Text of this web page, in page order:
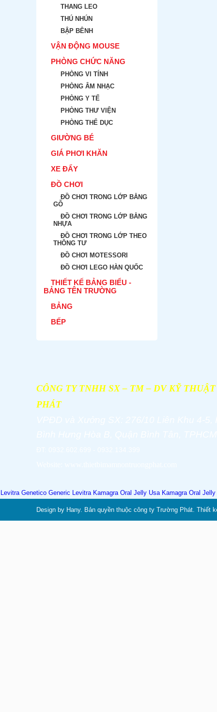
THANG LEO
THÚ NHÚN
BẬP BÊNH
VẬN ĐỘNG MOUSE
PHÒNG CHỨC NĂNG
PHÒNG VI TÍNH
PHÒNG ÂM NHẠC
PHÒNG Y TẾ
PHÒNG THƯ VIỆN
PHÒNG THỂ DỤC
GIƯỜNG BÉ
GIÁ PHƠI KHĂN
XE ĐẨY
ĐỒ CHƠI
ĐỒ CHƠI TRONG LỚP BẲNG
GỖ
ĐỒ CHƠI TRONG LỚP BẲNG
NHỰA
ĐỒ CHƠI TRONG LỚP THEO
THÔNG TƯ
ĐỒ CHƠI MOTESSORI
ĐỒ CHƠI LEGO HÀN QUỐC
THIẾT KẾ BẢNG BIỂU -
BẢNG TÊN TRƯỜNG
BẢNG
BẾP
CÔNG TY TNHH SX – TM – DV KỸ
PHÁT
Design by Hany. Bản quyền thuộc công ty Trường Phát. Thiết
Levitra Genetico Generic Levitra Kamagra Oral Jelly Usa Kamagra Oral